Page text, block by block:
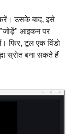
उसके बाद, इसे
आइकन पर
फिर, टूल एक विंडो
स्रोत बना सकते हैं